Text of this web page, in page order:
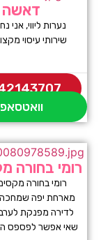
דאשה
נערות ליווי, אני
וואטסאפ
רומי בחורה
מארחת יפה
לדירה מפנקת
שאי אפשר לפספס